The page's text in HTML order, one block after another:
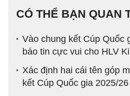
CÓ THỂ BẠN QUAN
Vào chung kết Cúp Quốc
báo tin cực vui cho HLV
Xác định hai cái tên góp
kết Cúp Quốc gia 2025/26